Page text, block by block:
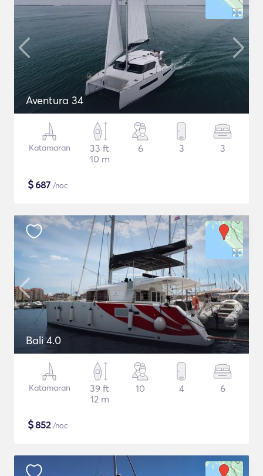
Aventura 34
Katamaran
33 ft
10 m
6 3 3
$687 /noc
Bali 4.0
Katamaran
39 ft
12 m
10 4 6
$852/noc